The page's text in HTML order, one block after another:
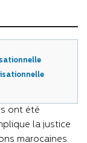
ont été
la justice
marocaines.